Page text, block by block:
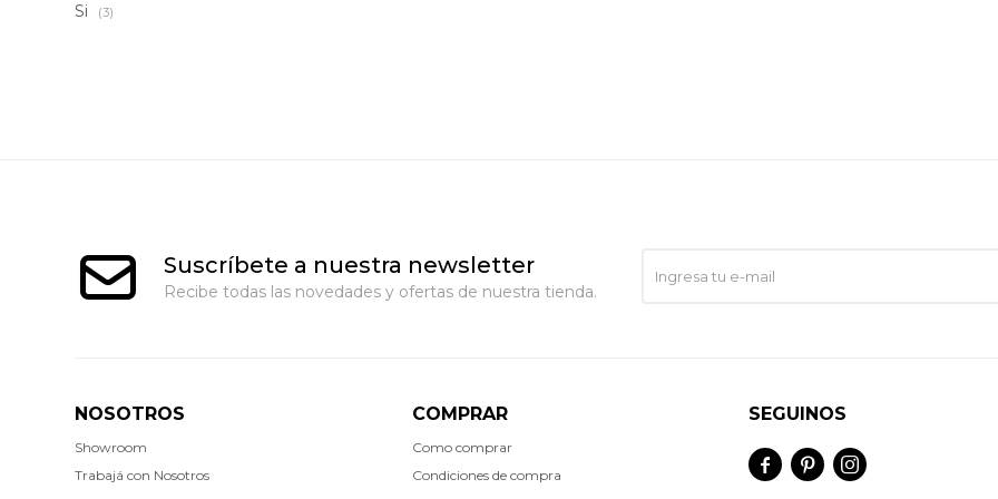
Si (3)
Suscríbete a nuestra newsletter
Recibe todas las novedades y ofertas de nuestra tienda.
NOSOTROS
Showroom
Trabajá con Nosotros
COMPRAR
Como comprar
Condiciones de compra
SEGUINOS
  